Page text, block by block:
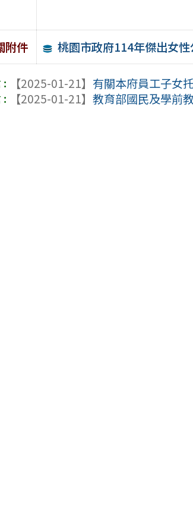
附件 桃園市政府114年傑出女
【2025-01-21】 有關本府員工子女
【2025-01-21】教育部國民及學前